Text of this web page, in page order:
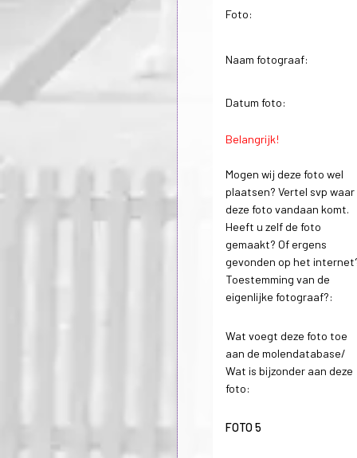
Foto:
Naam fotograaf:
Datum foto:
Belangrijk!
Mogen wij deze foto wel
plaatsen? Vertel svp waar
deze foto vandaan komt.
Heeft u zelf de foto
gemaakt? Of ergens
gevonden op het
Toestemming van de
eigenlijke fotograaf?:
Wat voegt deze foto toe
aan de molendatabase/
Wat is bijzonder aan deze
foto:
FOTO 5